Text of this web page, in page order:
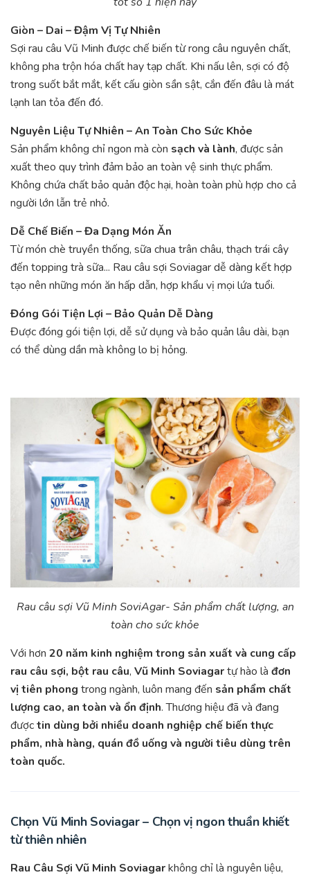
Giòn – Dai – Đậm Vị Tự Nhiên
Sợi rau câu Vũ Minh được chế biến từ rong câu nguyên chất,
không pha trộn hóa chất hay tạp chất. Khi nấu lên, sợi có độ
trong suốt bắt mắt, kết cấu giòn sần sật, cắn đến đâu là mát
lạnh lan tỏa đến đó.
Nguyên Liệu Tự Nhiên – An Toàn Cho Sức Khỏe
Sản phẩm không chỉ ngon mà còn sạch và lành, được sản
xuất theo quy trình đảm bảo an toàn vệ sinh thực phẩm.
Không chứa chất bảo quản độc hại, hoàn toàn phù hợp cho cả
người lớn lẫn trẻ nhỏ.
Dễ Chế Biến – Đa Dạng Món Ăn
Từ món chè truyền thống, sữa chua trân châu, thạch trái cây
đến topping trà sữa... Rau câu sợi Soviagar dễ dàng kết hợp
tạo nên những món ăn hấp dẫn, hợp khẩu vị mọi lứa tuổi.
Đóng Gói Tiện Lợi – Bảo Quản Dễ Dàng
Được đóng gói tiện lợi, dễ sử dụng và bảo quản lâu dài, bạn
có thể dùng dần mà không lo bị hỏng.
Rau câu sợi Vũ Minh SoviAgar- Sản phẩm chất lượng, an
toàn cho sức khỏe
Với hơn 20 năm kinh nghiệm trong sản xuất và cung cấp
rau câu sợi, bột rau câu, Vũ Minh Soviagartự hào là đơn
vị tiên phong trong ngành, luôn mang đến sản phẩm chất
lượng cao, an toàn và ổn định. Thương hiệu đã và đang
đượctin dùng bởi nhiều doanh nghiệp chế biến thực
phẩm, nhà hàng, quán đồ uống và người tiêu dùng trên
toàn quốc.
Chọn Vũ Minh Soviagar – Chọn vị ngon thuần khiết
từ thiên nhiên
Rau Câu Sợi Vũ Minh Soviagarkhông chỉ là nguyên liệu,